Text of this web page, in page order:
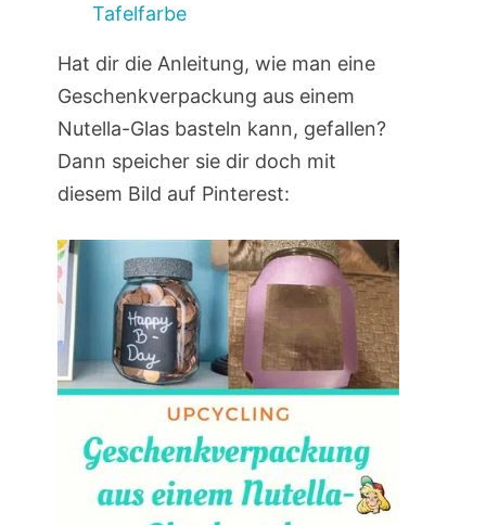
Tafelfarbe
Hat dir die Anleitung, wie man eine
Geschenkverpackung aus einem
Nutella-Glas basteln kann, gefallen?
Dann speicher sie dir doch mit
diesem Bild auf Pinterest: